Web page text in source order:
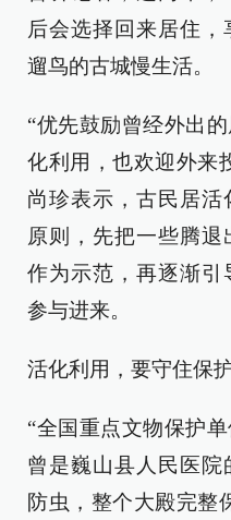
后会选择回来居住，
遛鸟的古城慢生活。
“优先鼓励曾经外出
化利用，也欢迎外来
尚珍表示，古民居
原则，先把一些腾
作为示范，再逐渐引
参与进来。
活化利用，要守住保
“全国重点文物保护
曾是巍山县人民医
防虫，整个大殿完整